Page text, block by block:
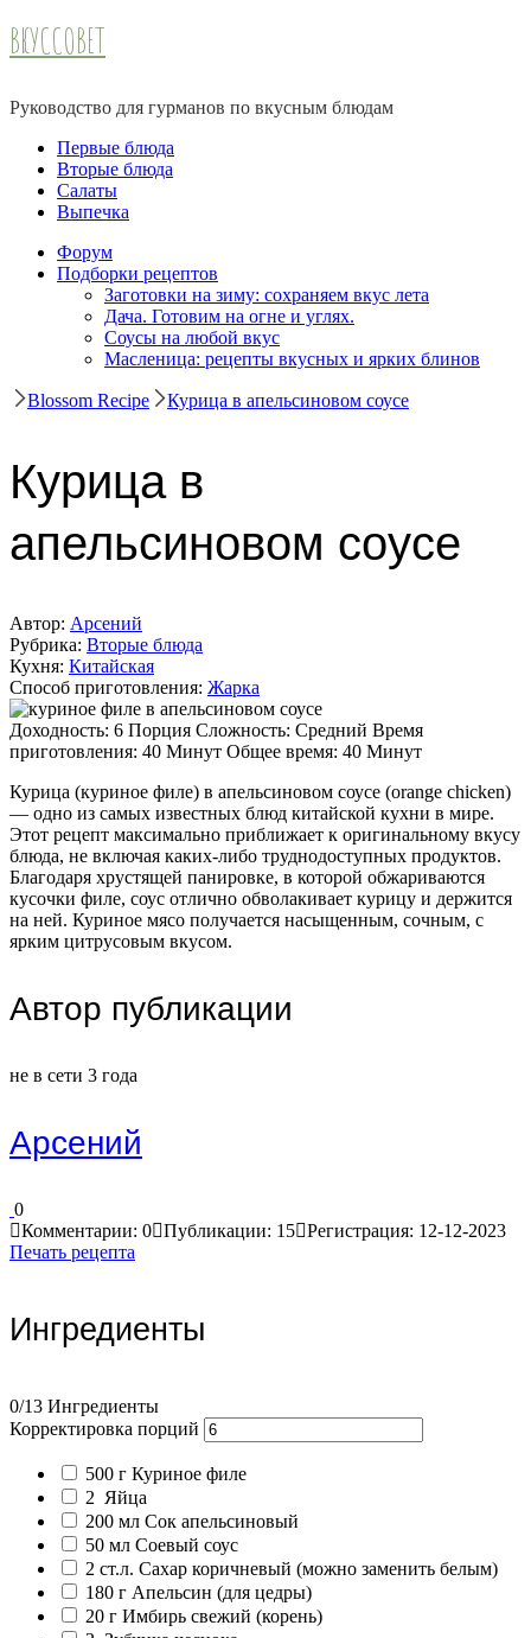
ВКУССОВЕТ
Руководство для гурманов по вкусным блюдам
Первые блюда
Вторые блюда
Салаты
Выпечка
Форум
Подборки рецептов
Заготовки на зиму: сохраняем вкус лета
Дача. Готовим на огне и углях.
Соусы на любой вкус
Масленица: рецепты вкусных и ярких блинов
Blossom Recipe Курица в апельсиновом соусе
Курица в
апельсиновом соусе
Автор: Арсений
Рубрика: Вторые блюда
Кухня: Китайская
Способ приготовления: Жарка
Доходность: 6 Порция Сложность: Средний Время
приготовления: 40 Минут Общее время: 40 Минут
Курица (куриное филе) в апельсиновом соусе (orange chicken)
— одно из самых известных блюд китайской кухни в мире.
Этот рецепт максимально приближает к оригинальному вкусу
блюда, не включая каких-либо труднодоступных продуктов.
Благодаря хрустящей панировке, в которой обжариваются
кусочки филе, соус отлично обволакивает курицу и держится
на ней. Куриное мясо получается насыщенным, сочным, с
ярким цитрусовым вкусом.
Автор публикации
не в сети 3 года
Арсений
0
Комментарии: 0 Публикации: 15 Регистрация: 12-12-2023
Печать рецепта
Ингредиенты
0/13 Ингредиенты
Корректировка порций
500 г Куриное филе
2 Яйца
200 мл Сок апельсиновый
50 мл Соевый соус
2 ст.л. Сахар коричневый (можно заменить белым)
180 г Апельсин (для цедры)
20 г Имбирь свежий (корень)